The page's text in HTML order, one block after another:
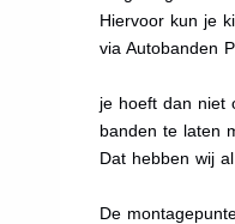
Hiervoor kun je
via Autobanden
je hoeft dan niet
banden te laten
Dat hebben wij
De